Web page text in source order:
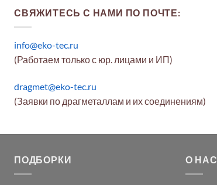
СВЯЖИТЕСЬ С НАМИ ПО ПОЧТЕ:
info@eko-tec.ru
(Работаем только с юр. лицами и ИП)
dragmet@eko-tec.ru
(Заявки по драгметаллам и их соединениям)
ПОДБОРКИ О НАС